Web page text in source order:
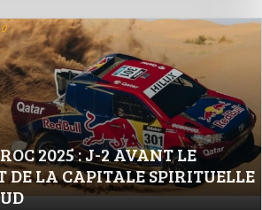
2025 : J-2 AVANT LE
DE LA CAPITALE SPIRITUELLE
0